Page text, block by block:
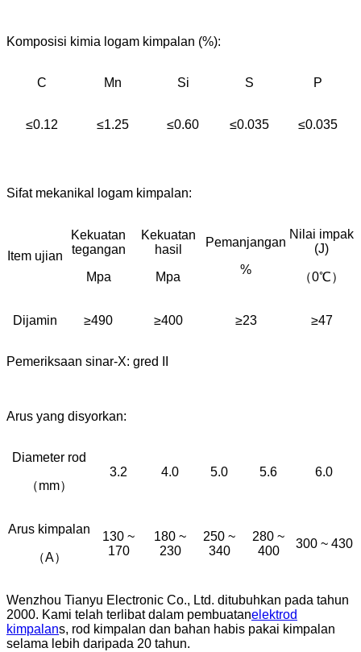
Komposisi kimia logam kimpalan (%):
C Mn Si S P
≤0.12 ≤1.25 ≤0.60 ≤0.035 ≤0.035
Sifat mekanikal logam kimpalan:
Item ujian
Kekuatan
tegangan
Mpa
Kekuatan
hasil
Mpa
Pemanjangan
%
Nilai impak
(J)
（0℃）
Dijamin ≥490 ≥400 ≥23 ≥47
Pemeriksaan sinar-X: gred II
Arus yang disyorkan:
Diameter rod
（mm）
3.2 4.0 5.0 5.6 6.0
Arus kimpalan
（A）
130 ~
170
180 ~
230
250 ~
340
280 ~
400
300 ~ 430
Wenzhou Tianyu Electronic Co., Ltd. ditubuhkan pada tahun
2000. Kami telah terlibat dalam pembuatanelektrod
kimpalans, rod kimpalan dan bahan habis pakai kimpalan
selama lebih daripada 20 tahun.